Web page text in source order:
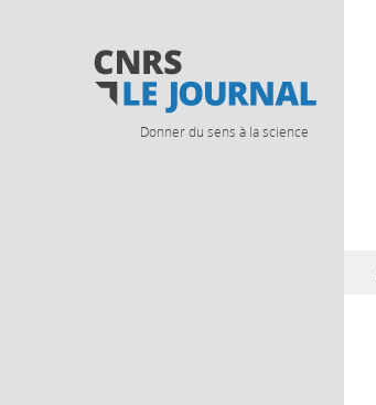
Donner du sens à la science